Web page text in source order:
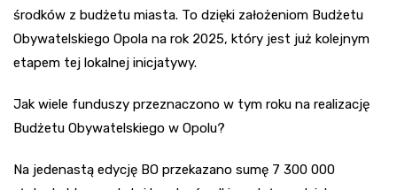
środków z budżetu miasta. To dzięki założeniom Budżetu
Obywatelskiego Opola na rok 2025, który jest już kolejnym
etapem tej lokalnej inicjatywy.
Jak wiele funduszy przeznaczono w tym roku na realizację
Budżetu Obywatelskiego w Opolu?
Na jedenastą edycję BO przekazano sumę 7 300 000